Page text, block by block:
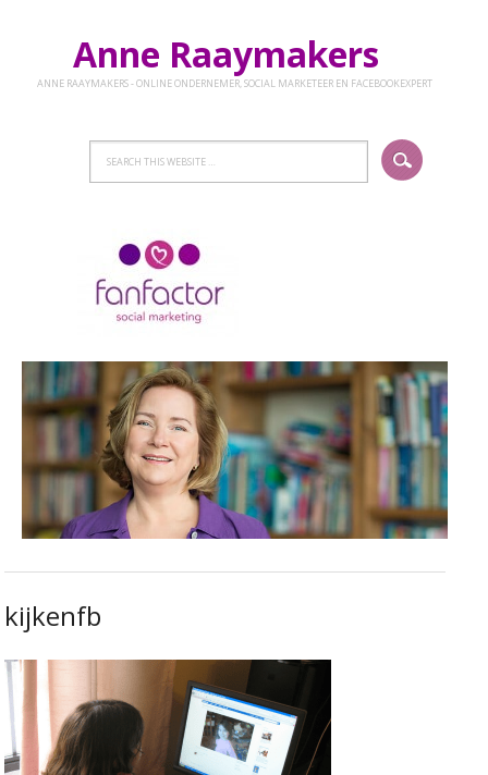
Anne Raaymakers
ANNE RAAYMAKERS - ONLINE ONDERNEMER, SOCIAL MARKETEER EN FACEBOOKEXPERT
kijkenfb